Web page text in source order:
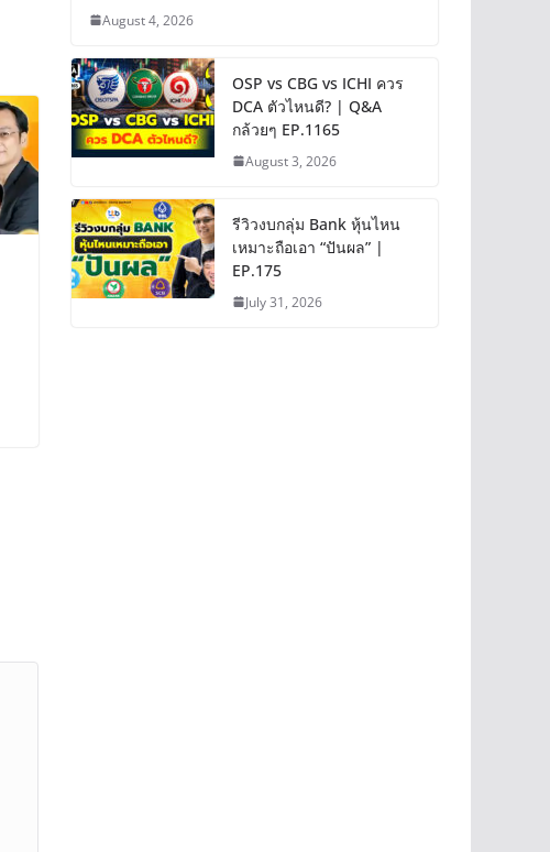
August 4, 2026
OSP vs CBG vs ICHI ควร
DCA ตัวไหนดี? | Q&A
กล้วยๆ EP.1165
August 3, 2026
รีวิวงบกลุ่ม Bank หุ้นไหน
เหมาะถือเอา “ปันผล” |
EP.175
July 31, 2026